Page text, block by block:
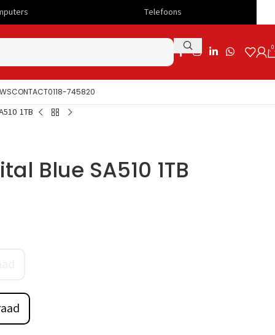
0
CONTACT0118-745820
1TB
Blue SA510 1TB